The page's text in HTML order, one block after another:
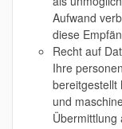
Aufwand
diese
Recht auf
Ihre
bereitgestellt
und
Übermittlung